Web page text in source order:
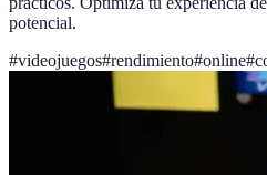
potencial.
#videojuegos#rendimiento#online#